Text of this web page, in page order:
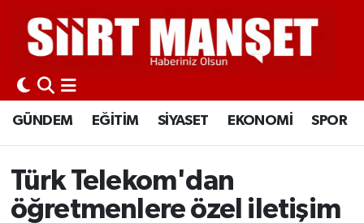
GÜNDEM EĞİTİM SİYASET EKONOMİ SPOR
Türk Telekom'dan
öğretmenlere özel iletişim
GÜNDEM
EĞİTİM
SİYASET
EKONOMİ
Siirt Nöbetçi Eczaneler
Siirt Hava Durumu
Siirt Namaz Vakitleri
Siirt Trafik Yoğunluk Haritası